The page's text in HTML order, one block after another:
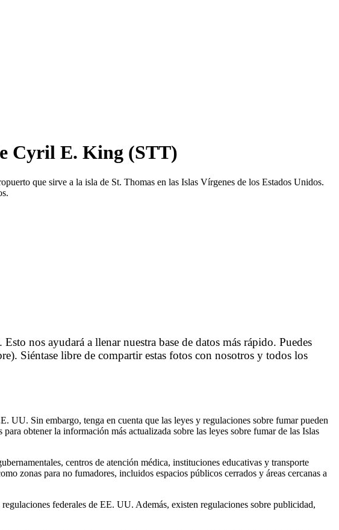
Cyril E. King (STT)
que sirve a la isla de St. Thomas en las Islas Vírgenes de los Estados Unidos.
nos ayudará a llenar nuestra base de datos más rápido. Puedes
Siéntase libre de compartir estas fotos con nosotros y todos los
UU. Sin embargo, tenga en cuenta que las leyes y regulaciones sobre fumar pueden
obtener la información más actualizada sobre las leyes sobre fumar de las Islas
centros de atención médica, instituciones educativas y transporte
zonas para no fumadores, incluidos espacios públicos cerrados y áreas cercanas a
federales de EE. UU. Además, existen regulaciones sobre publicidad,